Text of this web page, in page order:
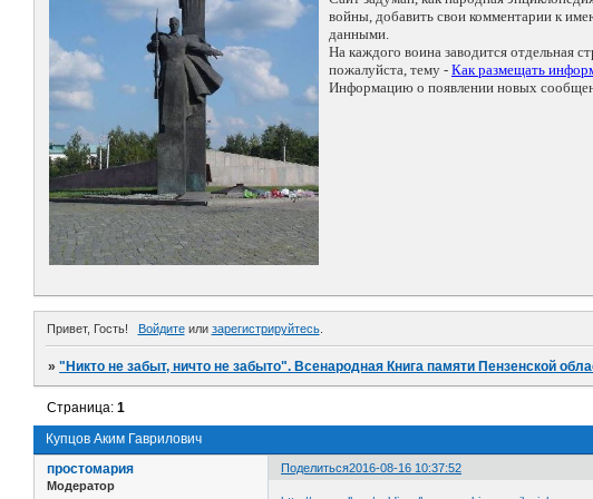
войны, добавить свои комментарии к
данными.
На каждого воина заводится отдельная
пожалуйста, тему - Как размещать
Информацию о появлении новых
Привет, Гость! Войдитеили зарегистрируйтесь.
»"Никто не забыт, ничто не забыто". Всенародная Книга памяти Пензенской
Купцов Аким Гаврилович
Страница:1
Поделиться2016-08-16 10:37:52
простомария
Модератор